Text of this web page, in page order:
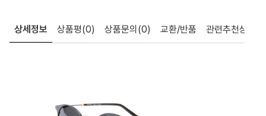
상세정보 상품평(0) 상품문의 (0) 교환/반품 관련추천상품